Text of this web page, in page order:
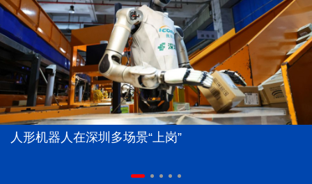
人形机器人在深圳多场景“上岗”